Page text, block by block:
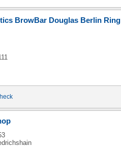
BrowBar Douglas Berlin Ring